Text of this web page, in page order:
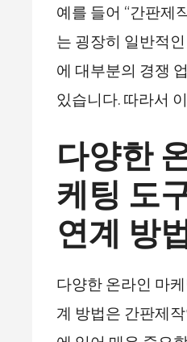
예를 들어 “간판제
는 굉장히 일반적
에 대부분의 경쟁
있습니다. 따라서 이
다양한
케팅 도
연계 방
다양한 온라인 마
계 방법은 간판제